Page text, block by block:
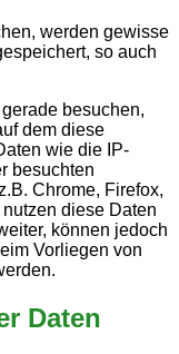
werden gewisse
so auch
besuchen,
dem diese
wie die IP-
besuchten
Chrome, Firefox,
diese Daten
können jedoch
Vorliegen von
Daten